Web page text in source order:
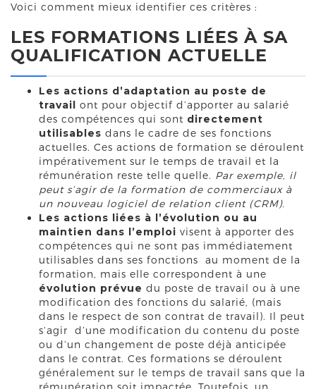
Voici comment mieux identifier ces critères :
LES FORMATIONS LIÉES À SA
QUALIFICATION ACTUELLE
Les actions d’adaptation au poste de
travail ont pour objectif d’apporter au salarié
des compétences qui sont directement
utilisables dans le cadre de ses fonctions
actuelles. Ces actions de formation se déroulent
impérativement sur le temps de travail et la
rémunération reste telle quelle. Par exemple, il
peut s’agir de la formation de commerciaux à
un nouveau logiciel de relation client (CRM).
Les actions liées à l’évolution ou au
maintien dans l’emploi visent à apporter des
compétences qui ne sont pas immédiatement
utilisables dans ses fonctions au moment de la
formation, mais elle correspondent à une
évolution prévue du poste de travail ou à une
modification des fonctions du salarié, (mais
dans le respect de son contrat de travail). Il peut
s’agir d’une modification du contenu du poste
ou d’un changement de poste déjà anticipée
dans le contrat. Ces formations se déroulent
généralement sur le temps de travail sans que la
rémunération soit impactée. Toutefois, un